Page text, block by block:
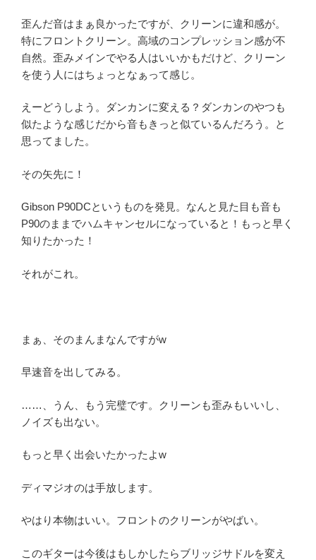
歪んだ音はまぁ良かったですが、クリーンに違和感が。
特にフロントクリーン。高域のコンプレッション感が不
自然。歪みメインでやる人はいいかもだけど、クリーン
を使う人にはちょっとなぁって感じ。
えーどうしよう。ダンカンに変える？ダンカンのやつも
似たような感じだから音もきっと似ているんだろう。と
思ってました。
その矢先に！
Gibson P90DCというものを発見。なんと見た目も音も
P90のままでハムキャンセルになっていると！もっと早く
知りたかった！
それがこれ。
まぁ、そのまんまなんですがw
早速音を出してみる。
……、うん、もう完璧です。クリーンも歪みもいいし、
ノイズも出ない。
もっと早く出会いたかったよw
ディマジオのは手放します。
やはり本物はいい。フロントのクリーンがやばい。
このギターは今後はもしかしたらブリッジサドルを変え